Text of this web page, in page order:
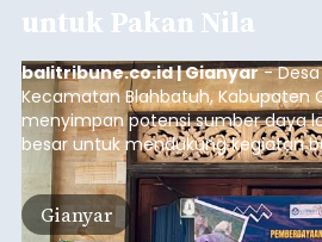
untuk Pakan Nila
balitribune.co.id | Gianyar- Desa
Kecamatan Blahbatuh, Kabupaten
menyimpan potensi sumber daya
besar untuk mendukung kegiatan
nila.
Gianyar